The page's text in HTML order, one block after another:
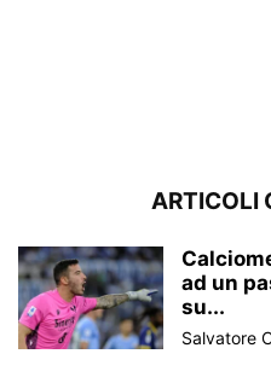
ARTICOLI
ad un
su...
Salvatore